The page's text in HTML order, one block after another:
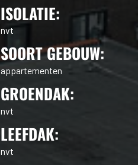
ISOLATIE:
nvt
SOORT GEBOUW:
appartementen
GROENDAK:
nvt
LEEFDAK:
nvt